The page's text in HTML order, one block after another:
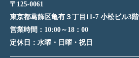
〒125-0061
東京都葛飾区亀有３丁目11-7 小松ビル3階
営業時間： 10:00～18：00
定休日： 水曜・日曜・祝日